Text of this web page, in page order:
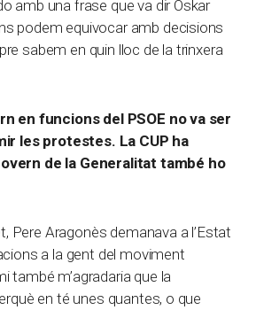
amb una frase que va dir Oskar
podem equivocar amb decisions
sabem en quin lloc de la trinxera
en funcions del PSOE no va ser
les protestes. La CUP ha
de la Generalitat també ho
Pere Aragonès demanava a l’Estat
a la gent del moviment
també m’agradaria que la
en té unes quantes, o que